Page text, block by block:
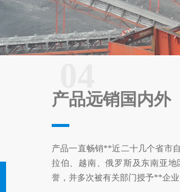
产品远销国内外
产品一直畅销**近二十几个省市
拉伯、越南、俄罗斯及东南亚
誉，并多次被有关部门授予**企